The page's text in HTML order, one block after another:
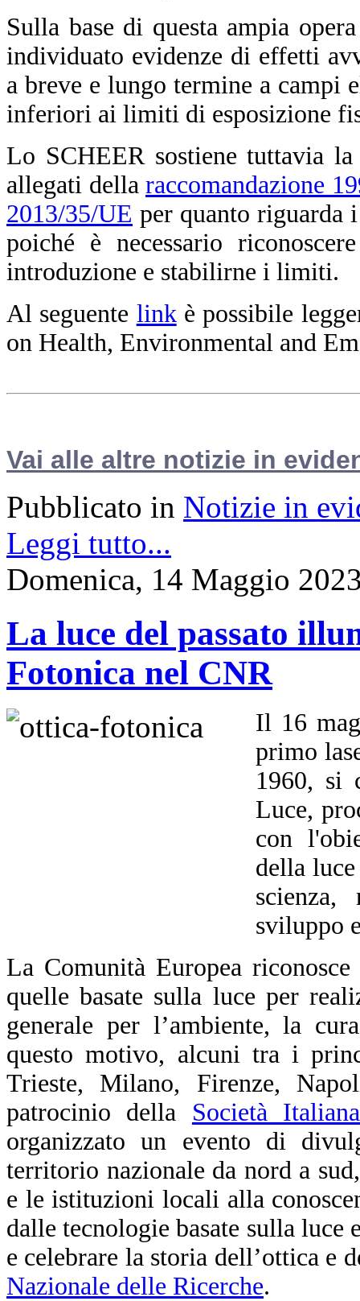
Sulla base di questa ampia
individuato evidenze di effetti
a breve e lungo termine a campi
inferiori ai limiti di esposizione
Lo SCHEER sostiene tuttavia
allegati della raccomandazione
2013/35/UE per quanto riguarda
poiché è necessario
introduzione e stabilirne i limiti.
Al seguente link è possibile
on Health, Environmental and
Vai alle altre notizie in
Pubblicato in Notizie in
Leggi tutto...
Domenica, 14 Maggio
La luce del passato
Fotonica nel CNR
Il 16
primo
1960, si
Luce,
con
della
scienza,
sviluppo
La Comunità Europea
quelle basate sulla luce per
generale per l’ambiente, la
questo motivo, alcuni tra i
Trieste, Milano, Firenze,
patrocinio della Società
organizzato un evento di
territorio nazionale da nord a
e le istituzioni locali alla
dalle tecnologie basate sulla
e celebrare la storia dell’ottica e
Nazionale delle Ricerche.